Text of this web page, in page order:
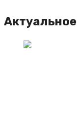
Актуальное